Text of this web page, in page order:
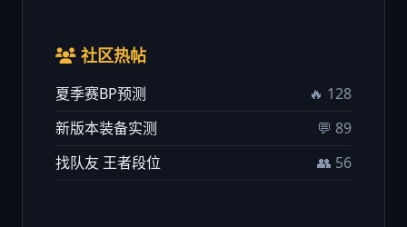
社区热帖
夏季赛BP预测
🔥 128
新版本装备实测
💬 89
找队友 王者段位
👥 56